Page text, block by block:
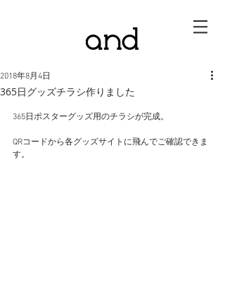
365日グッズチラシ作りました
2018年8月4日
365日ポスターグッズ用のチラシが完成。
QRコードから各グッズサイトに飛んでご確認できま
す。